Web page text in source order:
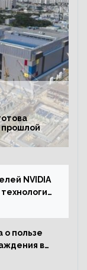
прошлой
NVIDIA
о пользе
в